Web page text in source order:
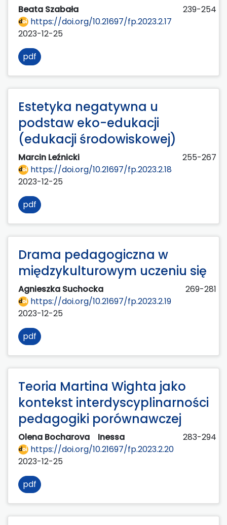
Beata Szabała
239-254
https://doi.org/10.21697/fp.2023.2.17
2023-12-25
pdf
Estetyka negatywna u
podstaw eko-edukacji
(edukacji środowiskowej)
Marcin Leźnicki
255-267
https://doi.org/10.21697/fp.2023.2.18
2023-12-25
pdf
Drama pedagogiczna w
międzykulturowym uczeniu się
Agnieszka Suchocka
269-281
https://doi.org/10.21697/fp.2023.2.19
2023-12-25
pdf
Teoria Martina Wighta jako
kontekst interdyscyplinarności
pedagogiki porównawczej
Olena Bocharova Inessa
283-294
https://doi.org/10.21697/fp.2023.2.20
2023-12-25
pdf